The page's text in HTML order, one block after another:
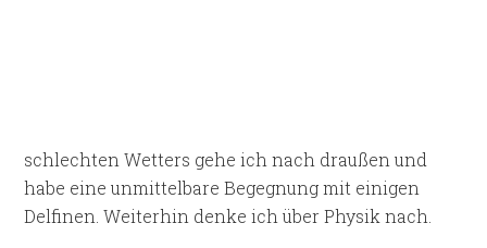
schlechten Wetters gehe ich nach draußen und
habe eine unmittelbare Begegnung mit einigen
Delfinen. Weiterhin denke ich über Physik nach.